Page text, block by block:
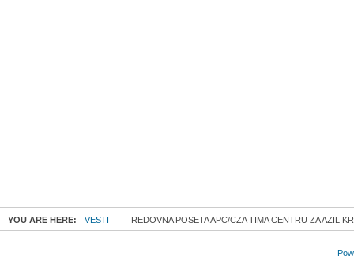
YOU ARE HERE: VESTI REDOVNA POSETA APC/CZA TIMA CENTRU ZA AZIL